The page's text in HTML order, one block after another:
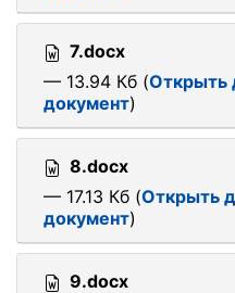
7.docx
— 13.94 Кб (Открыть
документ)
8.docx
— 17.13 Кб (Открыть
документ)
9.docx